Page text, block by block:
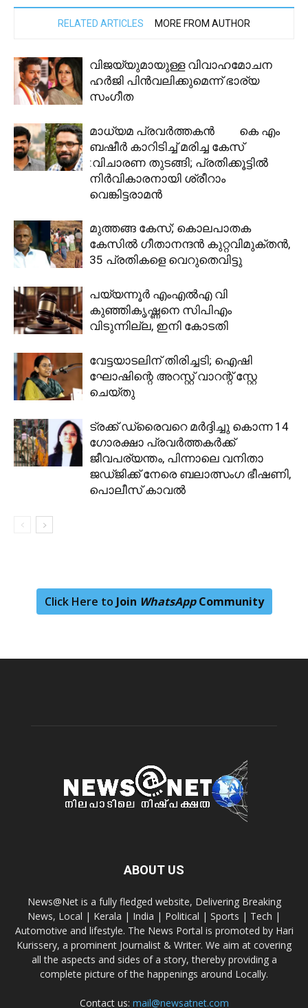
RELATED ARTICLES MORE FROM AUTHOR
വിജയ്‌യുമായുള്ള വിവാഹമോചന
ഹര്‍ജി പിന്‍വലിക്കുമെന്ന് ഭാര്യ
സംഗീത
മാധ്യമ പ്രവർത്തകൻ‌ കെ എം
ബഷീർ കാറിടിച്ച് മരിച്ച കേസ്
:വിചാരണ തുടങ്ങി; പ്രതിക്കൂട്ടിൽ
നിർവികാരനായി ശ്രീറാം
വെങ്കിട്ടരാമൻ
മുത്തങ്ങ കേസ്; കൊലപാതക
കേസില്‍ ഗീതാനന്ദൻ കുറ്റവിമുക്തന്‍,
35 പ്രതികളെ വെറുതെവിട്ടു
പയ്യന്നൂർ എംഎൽഎ വി
കുഞ്ഞികൃഷ്ണനെ സിപിഎം
വിടുന്നില്ല, ഇനി കോടതി
വേട്ടയാടലിന് തിരിച്ചടി; ഐഷി
ഘോഷിന്റെ അറസ്റ്റ് വാറന്റ് സ്റ്റേ
ചെയ്തു
ട്രക്ക് ഡ്രൈവറെ മര്‍ദ്ദിച്ചു കൊന്ന 14
ഗോരക്ഷാ പ്രവര്‍ത്തകര്‍ക്ക്
ജീവപര്യന്തം, പിന്നാലെ വനിതാ
ജഡ്ജിക്ക് നേരെ ബലാത്സംഗ ഭീഷണി,
പൊലീസ് കാവല്‍
Click Here to Join WhatsAppCommunity
ABOUT US
News@Net is a fully fledged website, Delivering Breaking
News, Local | Kerala | India | Political | Sports | Tech |
Automotive and lifestyle. The News Portal is promoted by Hari
Kurissery, a prominent Journalist & Writer. We aim at covering
all the aspects and sides of a story, thereby providing a
complete picture of the happenings around Locally.
Contact us: mail@newsatnet.com